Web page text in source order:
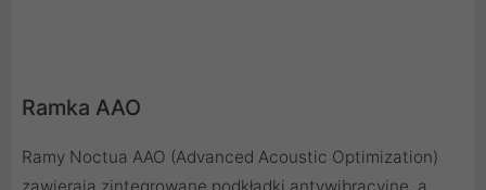
Ramka AAO
Ramy Noctua AAO (Advanced Acoustic Optimization)